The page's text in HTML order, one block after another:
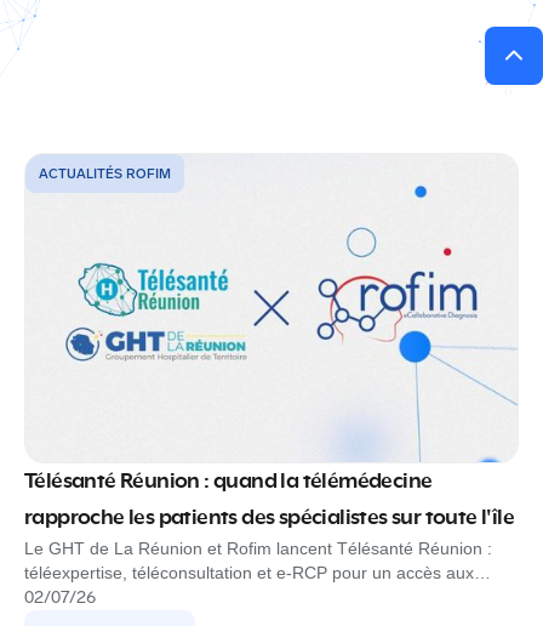
ACTUALITÉS ROFIM
Télésanté Réunion : quand la télémédecine
rapproche les patients des spécialistes sur toute l'île
Le GHT de La Réunion et Rofim lancent Télésanté Réunion :
téléexpertise, téléconsultation et e-RCP pour un accès aux
spécialistes partout sur l'île.
02/07/26